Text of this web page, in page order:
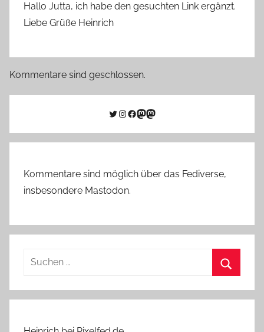
Hallo Jutta, ich habe den gesuchten Link ergänzt.
Liebe Grüße Heinrich
Kommentare sind geschlossen.
Twitter
Instagram
Facebook
Link zu Mastodon
Mastodon
Kommentare sind möglich über das Fediverse,
insbesondere Mastodon.
Suchen